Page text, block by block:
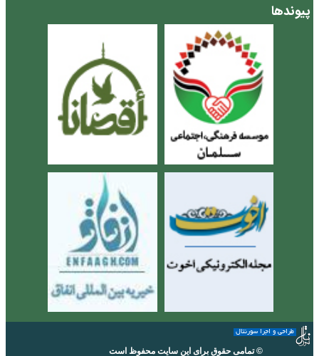
پیوندها
طراحی و اجرا سورنتال
© تمامی حقوق برای این سایت محفوظ است